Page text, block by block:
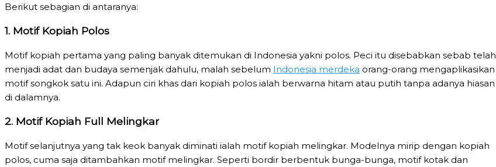
Berikut sebagian di antaranya:
1. Motif Kopiah Polos
Motif kopiah pertama yang paling banyak ditemukan di Indonesia yakni polos. Peci itu disebabkan sebab telah
menjadi adat dan budaya semenjak dahulu, malah sebelum Indonesia merdeka orang-orang mengaplikasikan
motif songkok satu ini. Adapun ciri khas dari kopiah polos ialah berwarna hitam atau putih tanpa adanya hiasan
di dalamnya.
2. Motif Kopiah Full Melingkar
Motif selanjutnya yang tak keok banyak diminati ialah motif kopiah melingkar. Modelnya mirip dengan kopiah
polos, cuma saja ditambahkan motif melingkar. Seperti bordir berbentuk bunga-bunga, motif kotak dan